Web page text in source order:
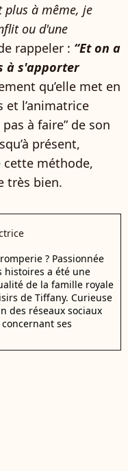
plus à même, je
ou d'une
rappeler : “Et on a
à s'apporter
qu’elle met en
et l’animatrice
à faire” de son
présent,
cette méthode,
très bien.
? Passionnée
histoires a été une
de la famille royale
de Tiffany. Curieuse
des réseaux sociaux
ses